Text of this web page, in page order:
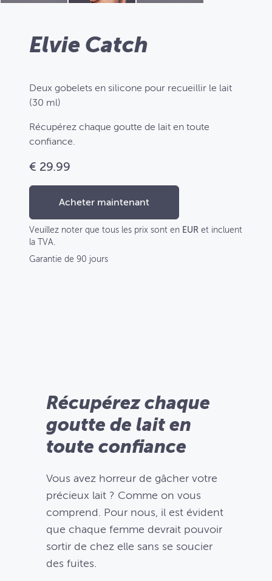
Elvie Catch
Deux gobelets en silicone pour recueillir le lait
(30 ml)
Récupérez chaque goutte de lait en toute
confiance.
€ 29.99
Acheter maintenant
Veuillez noter que tous les prix sont en EUR et incluent
la TVA.
Garantie de 90 jours
Récupérez chaque
goutte de lait en
toute confiance
Vous avez horreur de gâcher votre
précieux lait ? Comme on vous
comprend. Pour nous, il est évident
que chaque femme devrait pouvoir
sortir de chez elle sans se soucier
des fuites.